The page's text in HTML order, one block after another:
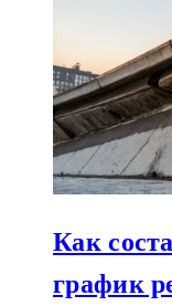
Как
график